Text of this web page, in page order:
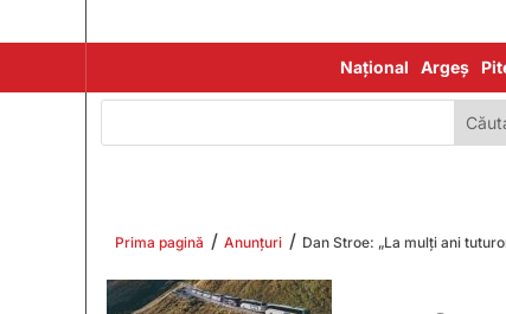
Național Argeș
Prima pagină / Anunțuri / Dan Stroe: „La mulți ani